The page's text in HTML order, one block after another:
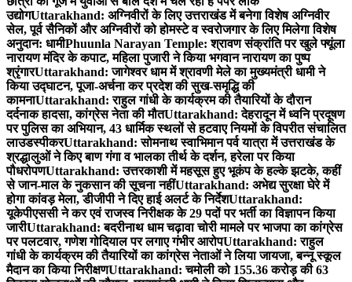
उद्योगUttarakhand: अग्निवीरों के लिए उत्तराखंड में बनेगा विशेष अग्निवीर
सेल, पूर्व सैनिकों और अग्निवीरों को होमस्टे व स्वरोजगार के लिए मिलेगा विशेष
अनुदान: धामीPhuunla Narayan Temple: श्रावण संक्रांति पर खुले फ्यूंला
नारायण मंदिर के कपाट, महिला पुजारी ने किया भगवान नारायण का पुष्प
श्रृंगारUttarakhand: जागेश्वर धाम में श्रावणी मेले का मुख्यमंत्री धामी ने
किया उद्घाटन, पूजा-अर्चना कर प्रदेश की सुख-समृद्धि की
कामनाUttarakhand: राहुल गांधी के कार्यक्रम की तैयारियों के दौरान
दर्दनाक हादसा, कांग्रेस नेता की मौतUttarakhand: देहरादून में ध्वनि प्रदूषण
पर पुलिस का अभियान, 43 धार्मिक स्थलों से हटवाए नियमों के विपरीत संचालित
लाउडस्पीकरUttarakhand: सोमनाथ स्वाभिमान पर्व यात्रा में उत्तराखंड के
श्रद्धालुओं ने किए बाण गंगा व भालका तीर्थ के दर्शन, हरेला पर किया
पौधरोपणUttarakhand: उत्तरकाशी में महसूस हुए भूकंप के हल्के झटके, कहीं
से जान-माल के नुकसान की सूचना नहींUttarakhand: अभेद्य सुरक्षा घेरे में
होगा कांवड़ मेला, डीजीपी ने दिए हाई अलर्ट के निर्देशUttarakhand:
यूकेपीएससी ने कर एवं राजस्व निरीक्षक के 29 पदों पर भर्ती का विज्ञापन किया
जारीUttarakhand: बदरीनाथ धाम चढ़ावा चोरी मामले पर भाजपा का कांग्रेस
पर पलटवार, गणेश गोदियाल पर लगाए गंभीर आरोपUttarakhand: राहुल
गांधी के कार्यक्रम की तैयारियों का कांग्रेस नेताओं ने लिया जायजा, बन्नू स्कूल
मैदान का किया निरीक्षणUttarakhand: चमोली को 155.36 करोड़ की 63